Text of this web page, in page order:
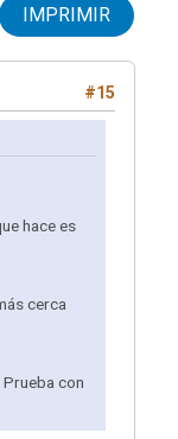
IMPRIMIR
#15
hace es
cerca
con